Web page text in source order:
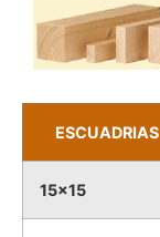
ESCUADRIAS
15x15